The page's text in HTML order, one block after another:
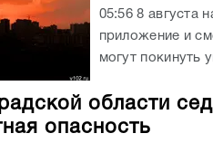
05:56 8 августа
приложение и
могут покинуть
области
опасность